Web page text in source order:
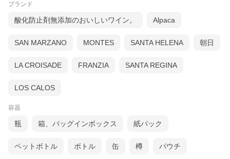
素晴らしいワイン造りのための研究
シャトー・ラフィット・ロートシルトは幾多の変遷を経て、1868
ィット・ロートシルトのワインは1級の中でも筆頭格。優雅で気品
ブランド
酸化防止剤無添加のおいしいワイン。 Alpaca
SAN MARZANO MONTES SANTA HELENA 朝日
LA CROISADE FRANZIA SANTA REGINA
LOS CALOS
容器
瓶 箱、バッグインボックス 紙パック
ペットボトル ボトル 缶 樽 パウチ